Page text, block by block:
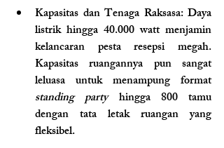
Kapasitas dan Tenaga Raksasa: Daya
listrik hingga 40.000 watt menjamin
kelancaran pesta resepsi megah.
Kapasitas ruangannya pun sangat
leluasa untuk menampung format
standing party hingga 800 tamu
dengan tata letak ruangan yang
fleksibel.